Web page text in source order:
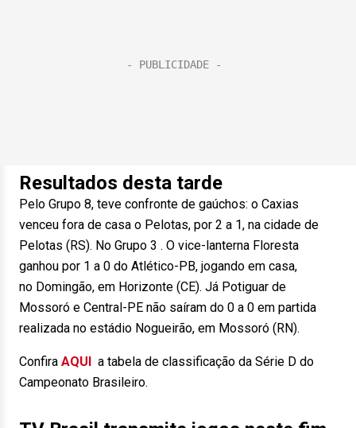
Resultados desta tarde
Pelo Grupo 8, teve confronte de gaúchos: o Caxias
venceu fora de casa o Pelotas, por 2 a 1, na cidade de
Pelotas (RS). No Grupo 3 . O vice-lanterna Floresta
ganhou por 1 a 0 do Atlético-PB, jogando em casa,
no Domingão, em Horizonte (CE). Já Potiguar de
Mossoró e Central-PE não saíram do 0 a 0 em partida
realizada no estádio Nogueirão, em Mossoró (RN).
Confira AQUI a tabela de classificação da Série D do
Campeonato Brasileiro.